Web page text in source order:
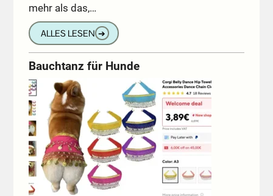
mehr als das,…
ALLES LESEN ➔
Bauchtanz für Hunde